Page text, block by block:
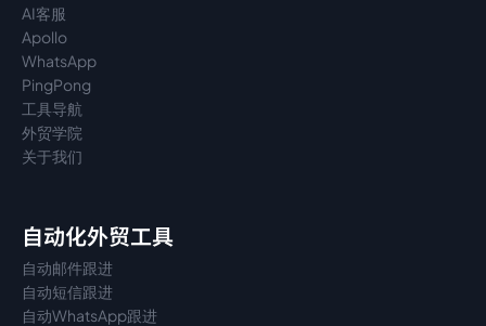
AI客服
Apollo
WhatsApp
PingPong
工具导航
外贸学院
关于我们
自动化外贸工具
自动邮件跟进
自动短信跟进
自动WhatsApp跟进